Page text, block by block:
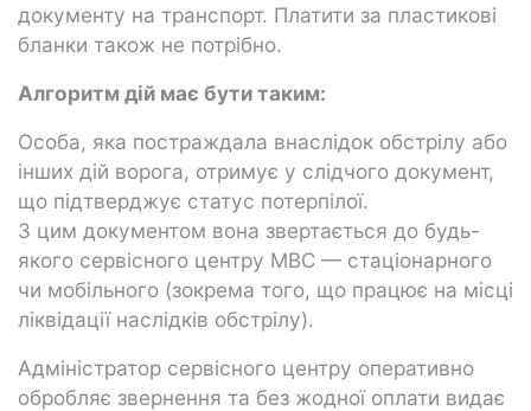
документу на транспорт. Платити за пластикові
бланки також не потрібно.
Алгоритм дій має бути таким:
Особа, яка постраждала внаслідок обстрілу або
інших дій ворога, отримує у слідчого документ,
що підтверджує статус потерпілої.
З цим документом вона звертається до будь-
якого сервісного центру МВС — стаціонарного
чи мобільного (зокрема того, що працює на місці
ліквідації наслідків обстрілу).
Адміністратор сервісного центру оперативно
обробляє звернення та без жодної оплати видає